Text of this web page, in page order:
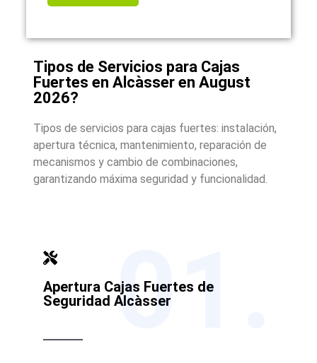
Tipos de Servicios para Cajas
Fuertes en Alcàsser en August
2026?
Tipos de servicios para cajas fuertes: instalación,
apertura técnica, mantenimiento, reparación de
mecanismos y cambio de combinaciones,
garantizando máxima seguridad y funcionalidad.
Apertura Cajas Fuertes de
Seguridad Alcàsser
01.